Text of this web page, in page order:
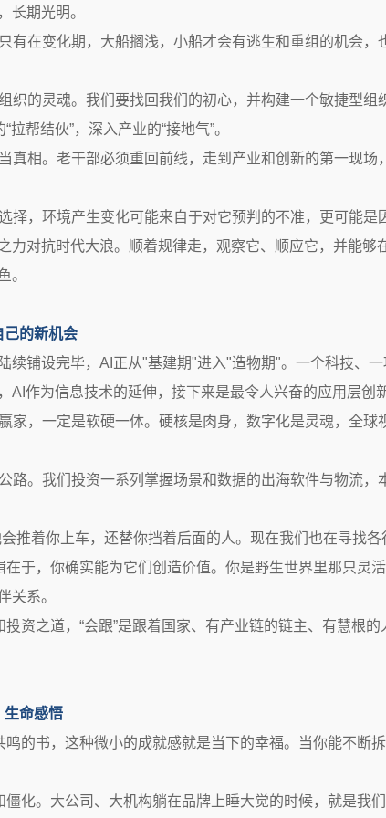
长期光明。
有在变化期，大船搁浅，小船才会有逃生和重组的机会，
织的灵魂。我们要找回我们的初心，并构建一个敏捷型组
帮结伙”，深入产业的“接地气”。
真相。老干部必须重回前线，走到产业和创新的第一现场
择，环境产生变化可能来自于对它预判的不准，更可能是
力对抗时代大浪。顺着规律走，观察它、顺应它，并能够
。
己的新机会
续铺设完毕，AI正从"基建期"进入"造物期"。一个科技、一
作为信息技术的延伸，接下来是最令人兴奋的应用层创新
家，一定是软硬一体。硬核是肉身，数字化是灵魂，全球
路。我们投资一系列掌握场景和数据的出海软件与物流，
推着你上车，还替你挡着后面的人。现在我们也在寻找各
于，你确实能为它们创造价值。你是野生世界里那只灵
关系。
资之道，“会跟”是跟着国家、有产业链的链主、有慧根的
生命感悟
鸣的书，这种微小的成就感就是当下的幸福。当你能不断
化。大公司、大机构躺在品牌上睡大觉的时候，就是我